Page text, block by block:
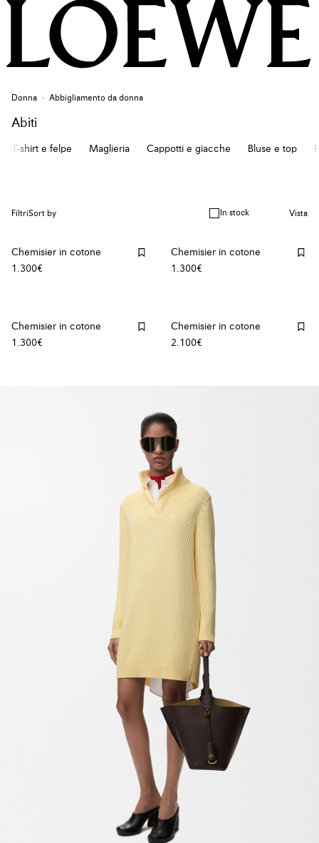
Donna Abbigliamento da donna
Abiti
T-shirt e felpe Maglieria Cappotti e giacche Bluse e top
FiltriSort by In stock Vista
Chemisier in cotone
1.300€
Chemisier in cotone
1.300€
Chemisier in cotone
1.300€
Chemisier in cotone
2.100€